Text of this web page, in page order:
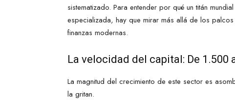
sistematizado. Para entender por qué un titán
especializada, hay que mirar más allá de los
finanzas modernas.
La velocidad del capital: De 1.500
La magnitud del crecimiento de este sector es
la gritan.